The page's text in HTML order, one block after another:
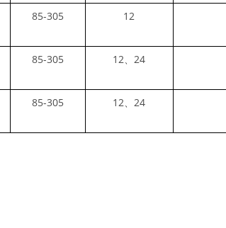
85-305 12
85-305 12、24
85-305 12、24